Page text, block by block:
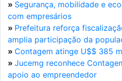
» Segurança, mobilidade e
com empresários
» Prefeitura reforça
amplia participação da
» Contagem atinge U$$ 385
» Jucemg reconhece
apoio ao empreendedor